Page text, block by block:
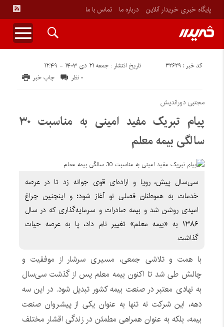
پایگاه خبری خریدار آنلاین درباره ما تماس با ما
کد خبر : ۳۲۶۲۹
تاریخ انتشار : جمعه ۲۱ دی ۱۴۰۳ - ۱۲:۴۹
چاپ خبر
۰ نظر
مجتبی دوراندیش
پیام تبریک مفید امینی به مناسبت ۳۰
سالگی بیمه معلم
سی‌سال پیش، رویا و اراده‌ای قوی جوانه زد تا در عرصه
خدمات به هموطنان فصلی نو آغاز شود؛ و اینچنین چراغ
امیدی روشن شد و بیمه صادرات و سرمایه‌گذاری که در سال
۱۳۸۶ به «بیمه معلم» تغییر نام داد، پا به عرصه حیات
گذاشت.
با همت و تلاشی جمعی، مسیری سرشار از موفقیت و
چالش طی شد تا اکنون بیمه معلم پس از گذشت سی‌سال
به نهادی معتبر در صنعت بیمه کشور تبدیل شود. در این سه
دهه، این شرکت نه تنها به عنوان یکی از پیشروان صنعت
بیمه، بلکه به عنوان همراهی مطمئن در زندگی اقشار مختلف